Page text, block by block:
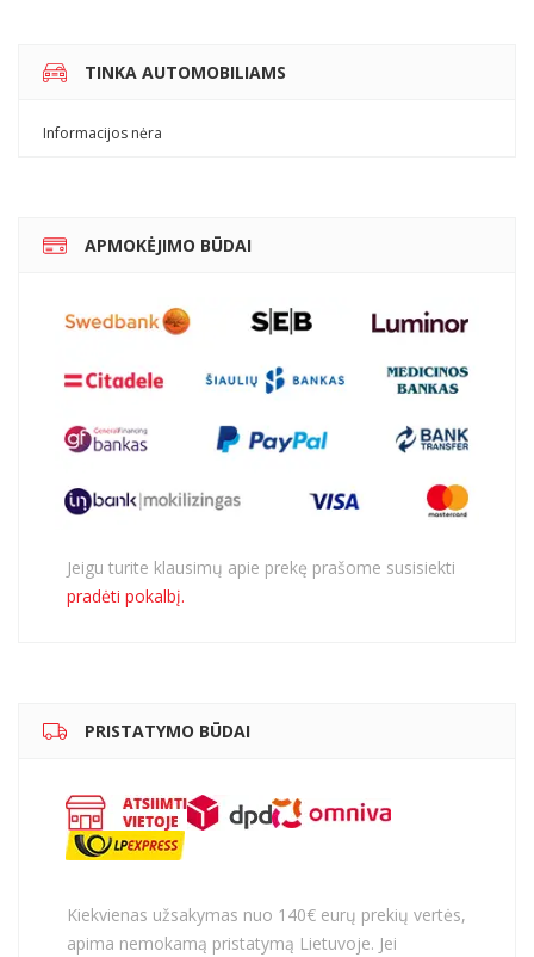
TINKA AUTOMOBILIAMS
Informacijos nėra
APMOKĖJIMO BŪDAI
Jeigu turite klausimų apie prekę prašome susisiekti
pradėti pokalbį.
PRISTATYMO BŪDAI
Kiekvienas užsakymas nuo 140€ eurų prekių vertės,
apima nemokamą pristatymą Lietuvoje. Jei